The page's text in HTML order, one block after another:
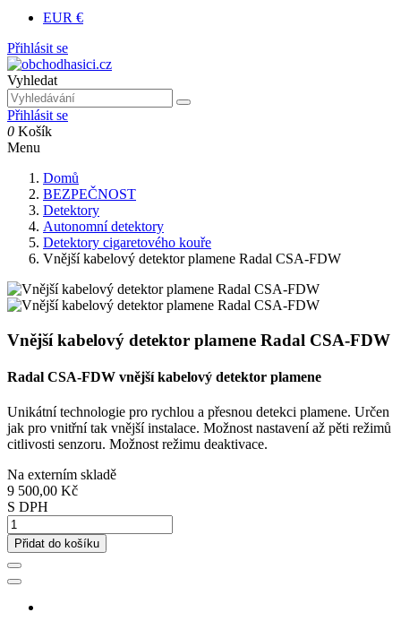
EUR €
Přihlásit se
Vyhledat
Přihlásit se
0 Košík
Menu
Domů
BEZPEČNOST
Detektory
Autonomní detektory
Detektory cigaretového kouře
Vnější kabelový detektor plamene Radal CSA-FDW
Vnější kabelový detektor plamene Radal CSA-FDW
Radal CSA-FDW vnější kabelový detektor plamene
Unikátní technologie pro rychlou a přesnou detekci plamene. Určen
jak pro vnitřní tak vnější instalace. Možnost nastavení až pěti režimů
citlivosti senzoru. Možnost režimu deaktivace.
Na externím skladě
9 500,00 Kč
S DPH
Přidat do košíku